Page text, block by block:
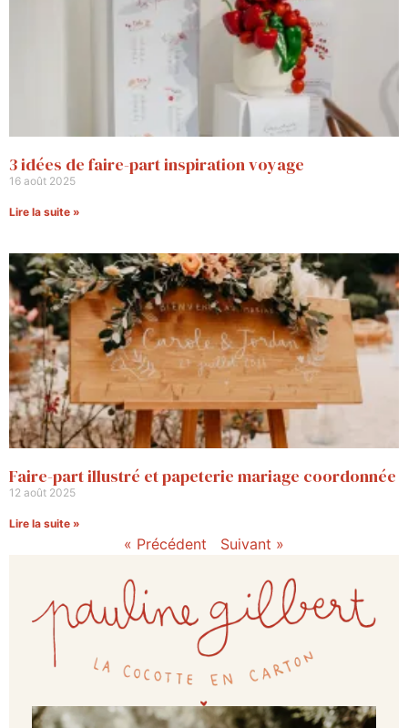
3 idées de faire-part inspiration voyage
16 août 2025
Lire la suite »
Faire-part illustré et papeterie mariage coordonnée
12 août 2025
Lire la suite »
« Précédent Suivant »